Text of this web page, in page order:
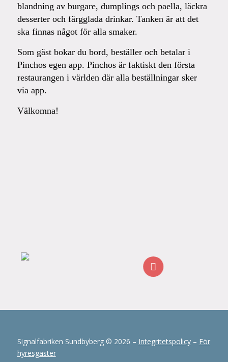
blandning av burgare, dumplings och paella, läckra
desserter och färgglada drinkar. Tanken är att det
ska finnas något för alla smaker.
Som gäst bokar du bord, beställer och betalar i
Pinchos egen app. Pinchos är faktiskt den första
restaurangen i världen där alla beställningar sker
via app.
Välkomna!
Signalfabriken Sundbyberg © 2026 – Integritetspolicy– För
hyresgäster